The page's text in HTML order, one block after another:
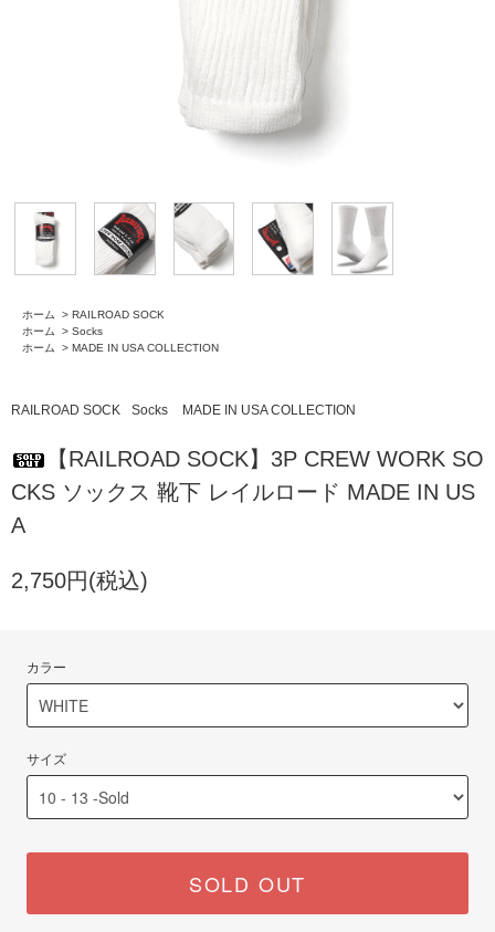
ホーム > RAILROAD SOCK
ホーム
> Socks
ホーム
> MADE IN USA COLLECTION
RAILROAD SOCK Socks MADE IN USA COLLECTION
【RAILROAD SOCK】3P CREW WORK SO
CKS ソックス 靴下 レイルロード MADE IN US
A
2,750円(税込)
カラー
サイズ
SOLD OUT